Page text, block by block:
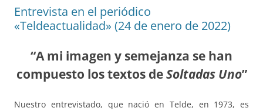
Entrevista en el periódico
«Teldeactualidad» (24 de enero de 2022)
“A mi imagen y semejanza se han
compuesto los textos deSoltadas Uno”
Nuestro entrevistado, que nació en Telde, en 1973, es